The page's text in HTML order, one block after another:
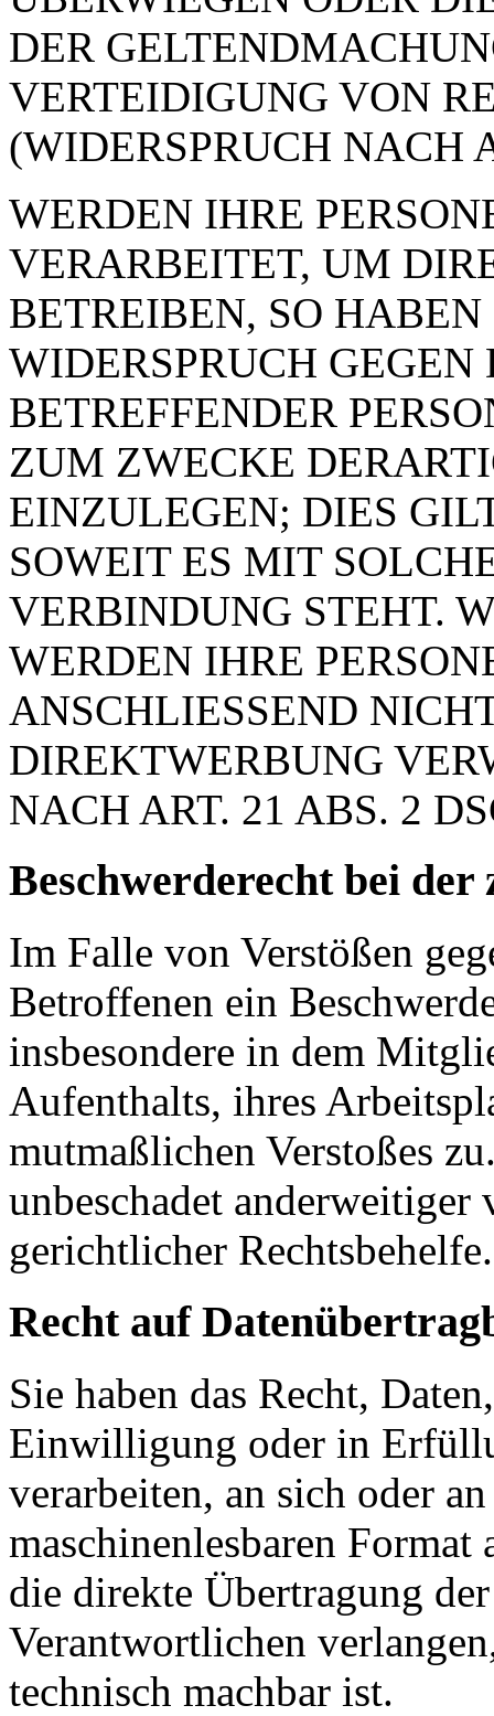
DER
VERTEIDIGUNG VON
(WIDERSPRUCH NACH
WERDEN IHRE
VERARBEITET, UM
BETREIBEN, SO
WIDERSPRUCH
BETREFFENDER
ZUM ZWECKE
EINZULEGEN; DIES
SOWEIT ES MIT
VERBINDUNG STEHT.
WERDEN IHRE
ANSCHLIESSEND
DIREKTWERBUNG
NACH ART. 21 ABS. 2
Beschwerde­recht bei
Im Falle von Verstößen
Betroffenen ein
insbesondere in dem
Aufenthalts, ihres
mutmaßlichen Verstoßes
unbeschadet
gerichtlicher Rechtsbehelfe.
Recht auf
Sie haben das Recht,
Einwilligung oder in
verarbeiten, an sich oder
maschinenlesbaren Format
die direkte Übertragung
Verantwortlichen
technisch machbar ist.